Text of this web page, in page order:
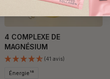
4 COMPLEXE DE
MAGNÉSIUM
(41 avis)
Énergie¹⁸